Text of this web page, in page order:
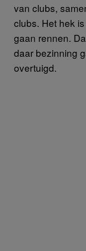
van clubs,
clubs. Het hek
gaan rennen.
daar bezinning
overtuigd.